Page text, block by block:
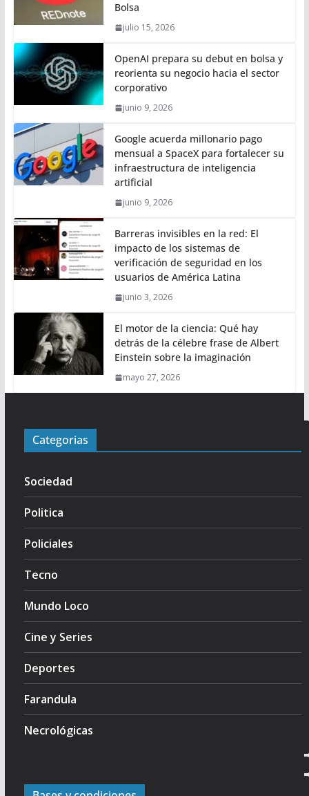
Bolsa
julio 15, 2026
OpenAI prepara su debut en bolsa y
reorienta su negocio hacia el sector
corporativo
junio 9, 2026
Google acuerda millonario pago
mensual a SpaceX para fortalecer su
infraestructura de inteligencia
artificial
junio 9, 2026
Barreras invisibles en la red: El
impacto de los sistemas de
verificación de seguridad en los
usuarios de América Latina
junio 3, 2026
El motor de la ciencia: Qué hay
detrás de la célebre frase de Albert
Einstein sobre la imaginación
mayo 27, 2026
Categorias
Sociedad
Politica
Policiales
Tecno
Mundo Loco
Cine y Series
Deportes
Farandula
Necrológicas